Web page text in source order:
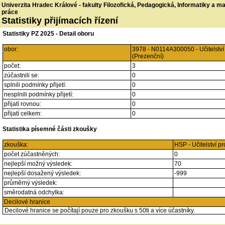
Univerzita Hradec Králové - fakulty Filozofická, Pedagogická, Informatiky a
práce
Statistiky přijímacích řízení
Statistiky PZ 2025 - Detail oboru
obor:
3978 - N0114A300050 -
(Prezenční)
počet:
3
zúčastnili se:
0
splnili podmínky přijetí:
0
nesplnili podmínky přijetí:
0
přijatí rovnou:
0
přijatí celkem:
0
Statistika písemné části zkoušky
zkouška:
HSP - Učitelství
počet zúčastněných:
0
nejlepší možný výsledek:
70
nejlepší dosažený výsledek:
-999
průměrný výsledek:
směrodatná odchylka:
Decilové hranice
Decilové hranice se počítají pouze pro zkoušku s 50ti a více účastníky.